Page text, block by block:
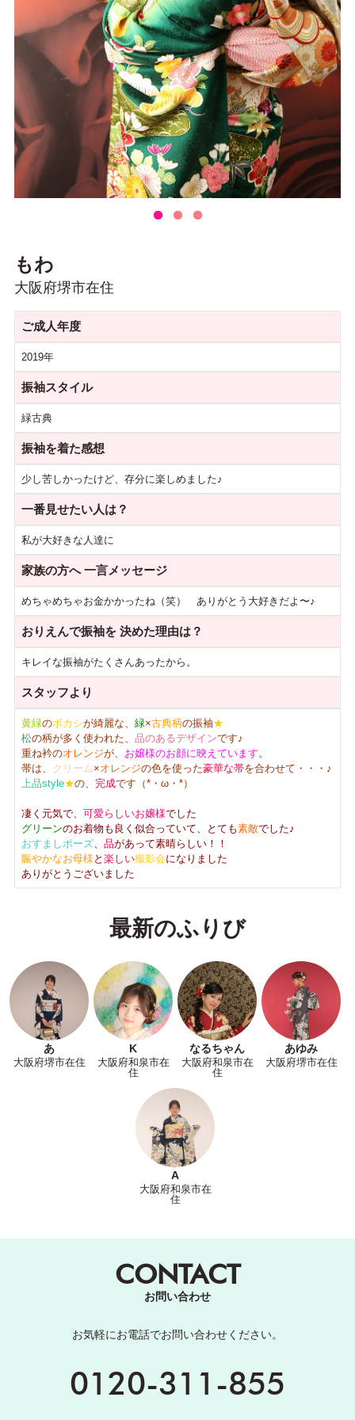
もわ
大阪府堺市在住
ご成人年度
2019年
振袖スタイル
緑古典
振袖を着た感想
少し苦しかったけど、存分に楽しめました♪
一番見せたい人は？
私が大好きな人達に
家族の方へ一言メッセージ
めちゃめちゃお金かかったね（笑） ありがとう大好きだよ〜♪
おりえんで振袖を決めた理由は？
キレイな振袖がたくさんあったから。
スタッフより
黄緑のボカシが綺麗な、 緑×古典柄の振袖★
松の柄が多く使われた、 品のあるデザインです♪
重ね衿のオレンジが、 お嬢様のお顔に映えています。
帯は、 クリーム×オレンジの色を使った豪華な帯を合わせて・・・♪
上品style★の、 完成です（*・ω・*）
凄く元気で、 可愛らしいお嬢様でした
グリーンのお着物も良く似合っていて、とても素敵でした♪
おすましポーズ、 品があって素晴らしい！！
賑やかなお母様 と 楽しい撮影会になりました
ありがとうございました
最新のふりび
あ
大阪府堺市在住
K
大阪府和泉市在
住
なるちゃん
大阪府和泉市在
住
あゆみ
大阪府堺市在住
A
大阪府和泉市在
住
CONTACT
お問い合わせ
お気軽にお電話でお問い合わせください。
0120-311-855